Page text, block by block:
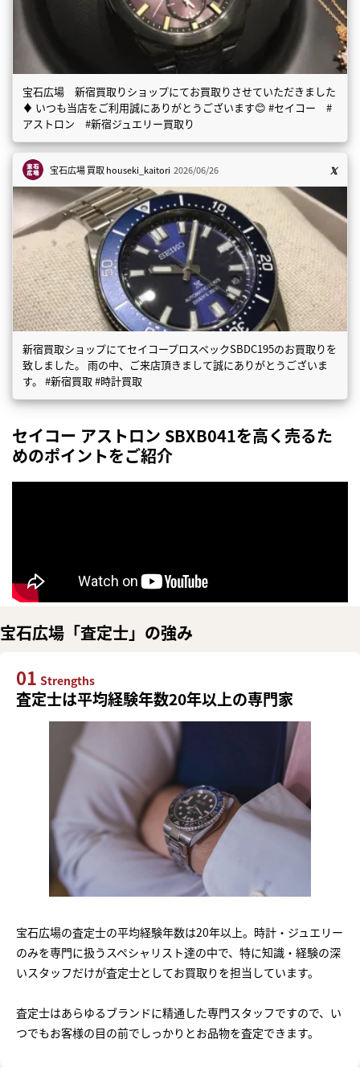
宝石広場 新宿買取りショップにてお買取りさせていただきました
♦️ いつも当店をご利用誠にありがとうございます😊 #セイコー #
アストロン #新宿ジュエリー買取り
宝石広場 買取houseki_kaitori 2026/06/26
新宿買取ショップにてセイコープロスペックSBDC195のお買取りを
致しました。 雨の中、ご来店頂きまして誠にありがとうございま
す。 #新宿買取 #時計買取
セイコー アストロン SBXB041を高く売るた
めのポイントをご紹介
宝石広場「査定士」の強み
01 Strengths
査定士は平均経験年数20年以上の専門家
宝石広場の査定士の平均経験年数は20年以上。時計・ジュエリー
のみを専門に扱うスペシャリスト達の中で、特に知識・経験の深
いスタッフだけが査定士としてお買取りを担当しています。
査定士はあらゆるブランドに精通した専門スタッフですので、い
つでもお客様の目の前でしっかりとお品物を査定できます。